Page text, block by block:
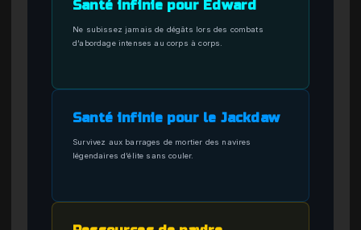
Santé infinie pour Edward
Ne subissez jamais de dégâts lors des combats
d’abordage intenses au corps à corps.
Santé infinie pour le Jackdaw
Survivez aux barrages de mortier des navires
légendaires d’élite sans couler.